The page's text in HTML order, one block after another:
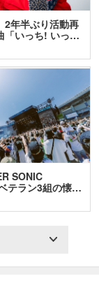
年半ぶり活動再
いっち! いっ…
SONIC
テラン3組の懐…